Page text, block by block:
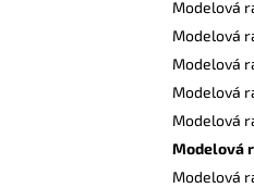
Modelová
Modelová
Modelová
Modelová
Modelová
Modelová
Modelová